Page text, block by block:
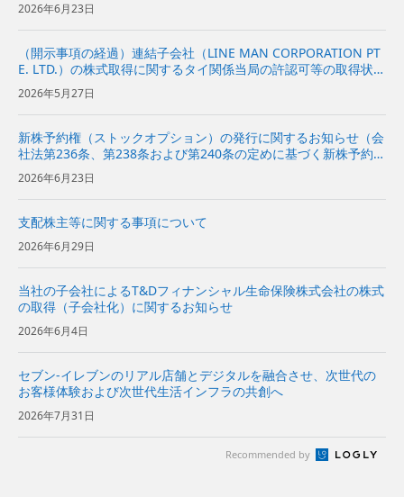
2026年6月23日
（開示事項の経過）連結子会社（LINE MAN CORPORATION PT
E. LTD.）の株式取得に関するタイ関係当局の許認可等の取得状況
および今後の見通しに関するお知らせ
2026年5月27日
新株予約権（ストックオプション）の発行に関するお知らせ（会
社法第236条、第238条および第240条の定めに基づく新株予約権
の発行）
2026年6月23日
支配株主等に関する事項について
2026年6月29日
当社の子会社によるT&Dフィナンシャル生命保険株式会社の株式
の取得（子会社化）に関するお知らせ
2026年6月4日
セブン-イレブンのリアル店舗とデジタルを融合させ、次世代の
お客様体験および次世代生活インフラの共創へ
2026年7月31日
Recommended by